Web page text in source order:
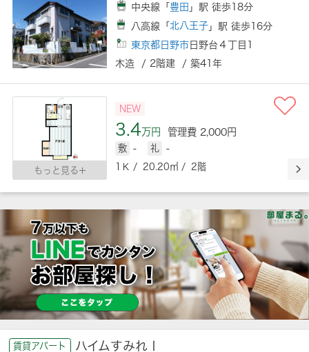
中央線「 豊田 」駅 徒歩18分
八高線「 北八王子 」駅 徒歩16分
東京都日野市 日野台４丁目1
木造 / 2階建 / 築41年
もっと見る
NEW
3.4万円 管理費 2,000円
敷 - 礼
-
1Ｋ / 20.20㎡ / 2階
賃貸アパート ハイムすみれⅠ